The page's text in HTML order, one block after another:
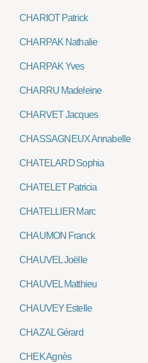
CHARIOT Patrick
CHARPAK Nathalie
CHARPAK Yves
CHARRU Madeleine
CHARVET Jacques
CHASSAGNEUX Annabelle
CHATELARD Sophia
CHATELET Patricia
CHATELLIER Marc
CHAUMON Franck
CHAUVEL Joëlle
CHAUVEL Matthieu
CHAUVEY Estelle
CHAZAL Gérard
CHEK Agnès